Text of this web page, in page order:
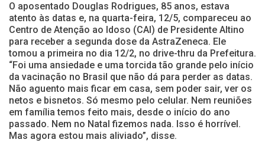
O aposentado Douglas Rodrigues, 85 anos, estava
atento às datas e, na quarta-feira, 12/5, compareceu ao
Centro de Atenção ao Idoso (CAI) de Presidente Altino
para receber a segunda dose da AstraZeneca. Ele
tomou a primeira no dia 12/2, no drive-thru da Prefeitura.
“Foi uma ansiedade e uma torcida tão grande pelo início
da vacinação no Brasil que não dá para perder as datas.
Não aguento mais ficar em casa, sem poder sair, ver os
netos e bisnetos. Só mesmo pelo celular. Nem reuniões
em família temos feito mais, desde o início do ano
passado. Nem no Natal fizemos nada. Isso é horrível.
Mas agora estou mais aliviado”, disse.